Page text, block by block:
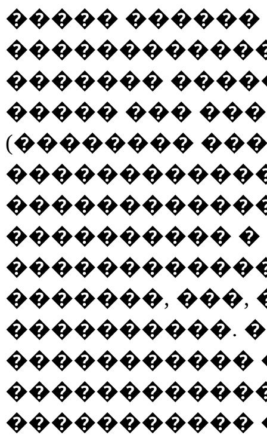
����� ������
�������
����� ���
(��������
���������� �
�������, ���,
����������.
�����������
�����������